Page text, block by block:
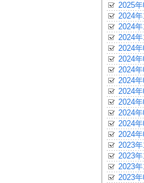
2025年
2024年
2024年
2024年
2024年
2024年
2024年
2024年
2024年
2024年
2024年
2024年
2024年
2023年
2023年
2023年
2023年